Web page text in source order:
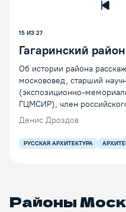
15 ИЗ 27
Гагаринский район
Об истории района
москововед, старший
(экспозиционно-
ГЦМСИР), член
Денис Дроздов
РУССКАЯ АРХИТЕКТУРА
Районы